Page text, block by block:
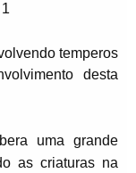
1
temperos
desta
uma grande
as criaturas na